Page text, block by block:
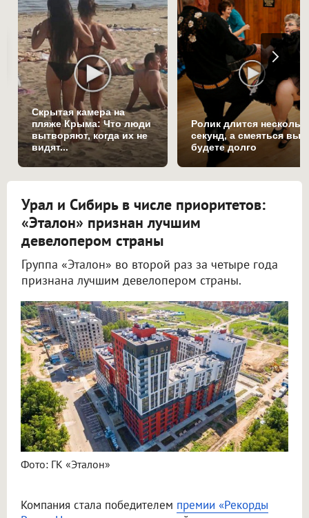
Скрытая камера на
пляже Крыма: Что люди
вытворяют, когда их не
видят...
Ролик длится
секунд, а смеяться вы
будете долго
Урал и Сибирь в числе приоритетов:
«Эталон» признан лучшим
девелопером страны
Группа «Эталон» во второй раз за четыре года
признана лучшим девелопером страны.
Фото: ГК «Эталон»
Компания стала победителем премии «Рекорды